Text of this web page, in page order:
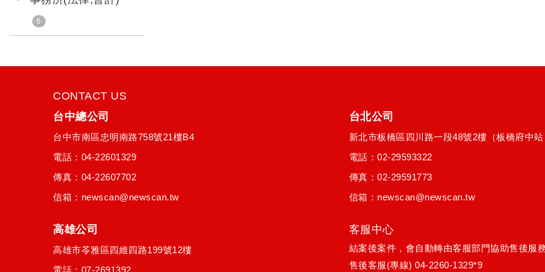
6
CONTACT US
台中總公司
台中市南區忠明南路758號21樓B4
電話： 04-22601329
傳真：04-22607702
信箱： newscan@newscan.tw
高雄公司
高雄市苓雅區四維四路199號12樓
電話： 07-2691392
台北公司
新北市板橋區四川路一段48號2樓 （板橋府中
電話：02-29593322
傳真：02-29591773
信箱： newscan@newscan.tw
客服中心
結案後案件，會自動轉由客服部門協助售後服
售後客服(專線)04-2260-1329*9